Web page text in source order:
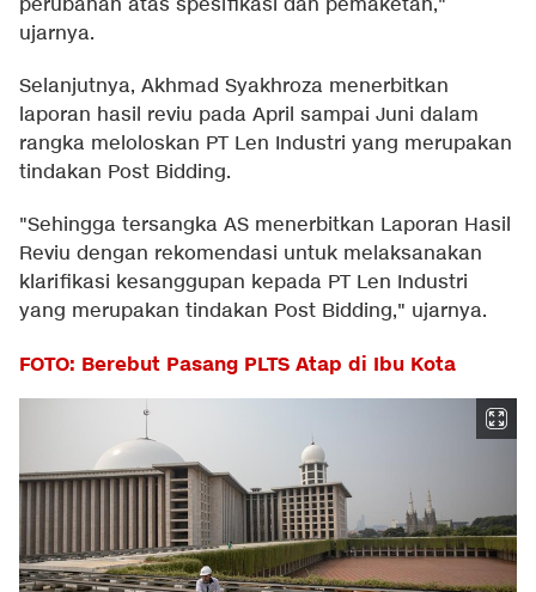
perubahan atas spesifikasi dan pemaketan,"
ujarnya.
Selanjutnya, Akhmad Syakhroza menerbitkan
laporan hasil reviu pada April sampai Juni dalam
rangka meloloskan PT Len Industri yang merupakan
tindakan Post Bidding.
"Sehingga tersangka AS menerbitkan Laporan Hasil
Reviu dengan rekomendasi untuk melaksanakan
klarifikasi kesanggupan kepada PT Len Industri
yang merupakan tindakan Post Bidding," ujarnya.
FOTO: Berebut Pasang PLTS Atap di Ibu Kota